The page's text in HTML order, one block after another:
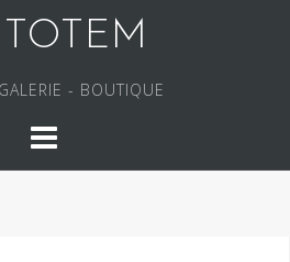
- BOUTIQUE